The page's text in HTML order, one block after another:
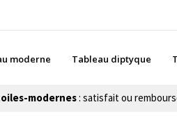
moderne Tableau diptyque
modernes: satisfait ou